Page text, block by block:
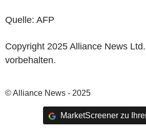
Quelle: AFP
Copyright 2025 Alliance News
vorbehalten.
© Alliance News - 2025
MarketScreener zu